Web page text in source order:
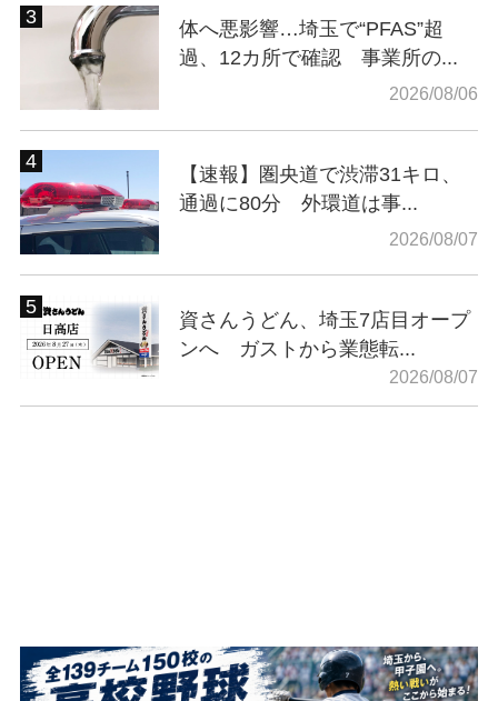
体へ悪影響…埼玉で“PFAS”超
過、12カ所で確認 事業所の...
2026/08/06
【速報】圏央道で渋滞31キロ、
通過に80分 外環道は事...
2026/08/07
資さんうどん、埼玉7店目オープ
ンへ ガストから業態転...
2026/08/07